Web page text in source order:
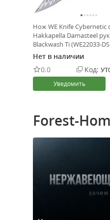
Нож WE Knife Cybernetic
Hakkapella Damasteel
Blackwash Ti (WE22033-
Нет в наличии
0.0
Код:
Уведомить
Forest-